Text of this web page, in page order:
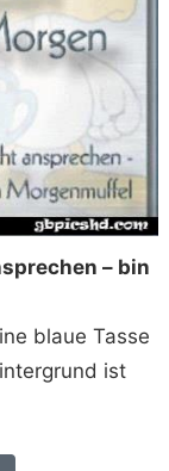
– bin
blaue Tasse
ist